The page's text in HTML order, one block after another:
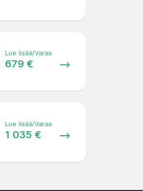
Lue lisää/Varaa
679 €
Lue lisää/Varaa
1 035 €